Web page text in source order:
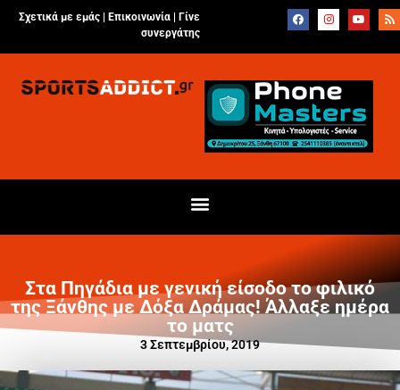
Σχετικά με εμάς | Επικοινωνία
Γίνε
συνεργάτης
Στα Πηγάδια με γενική είσοδο το φιλικό
της Ξάνθης με Δόξα Δράμας! Άλλαξε ημέρα
το ματς
3 Σεπτεμβρίου, 2019